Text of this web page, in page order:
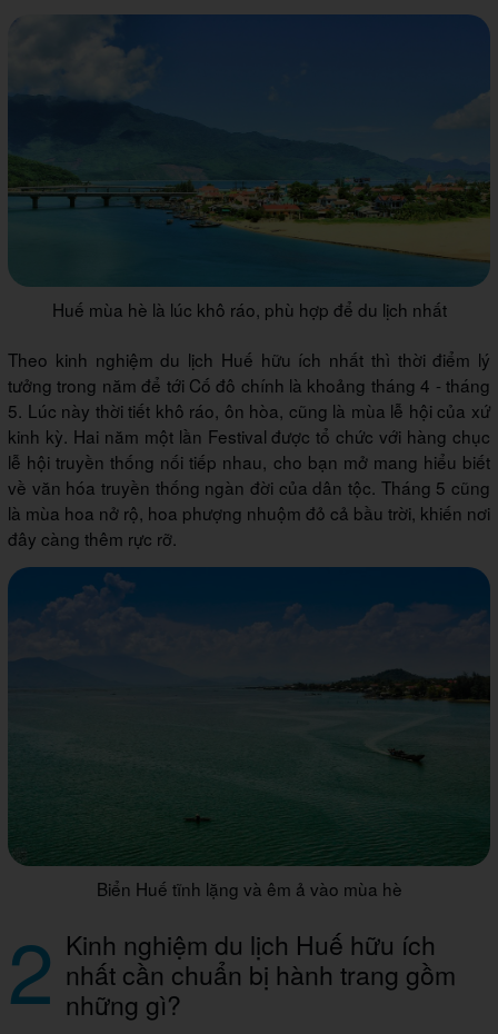
Huế mùa hè là lúc khô ráo, phù hợp để du lịch nhất
Theo kinh nghiệm du lịch Huế hữu ích nhất thì thời điểm lý
tưởng trong năm để tới Cố đô chính là khoảng tháng 4 - tháng
5. Lúc này thời tiết khô ráo, ôn hòa, cũng là mùa lễ hội của xứ
kinh kỳ. Hai năm một lần Festival được tổ chức với hàng chục
lễ hội truyền thống nối tiếp nhau, cho bạn mở mang hiểu biết
về văn hóa truyền thống ngàn đời của dân tộc. Tháng 5 cũng
là mùa hoa nở rộ, hoa phượng nhuộm đỏ cả bầu trời, khiến nơi
đây càng thêm rực rỡ.
Biển Huế tĩnh lặng và êm ả vào mùa hè
2 Kinh nghiệm du lịch Huế hữu ích
nhất cần chuẩn bị hành trang gồm
những gì?